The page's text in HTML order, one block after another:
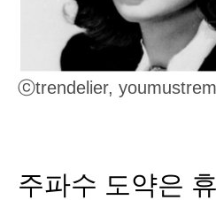
ⓒtrendelier,
주파수 도약은